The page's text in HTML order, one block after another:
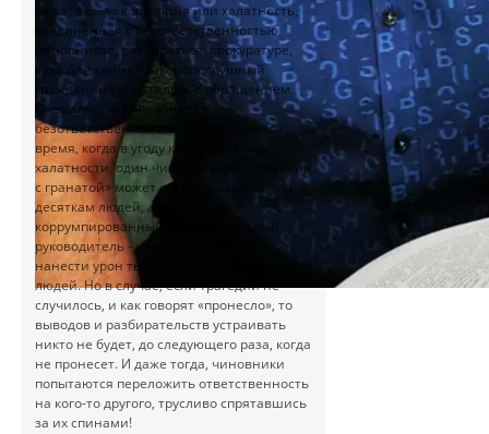
Что это было коррупция или халатность,
соединенная с безответственностью
чиновников, разбираться прокуратуре,
куда Движение «Законопослушный
гражданин» обратилось с обращением.
Очевидно, что мы живем в
безответственное и безнравственное
время, когда в угоду коррупции или
халатности, один чиновник как «обезьяна
с гранатой» может стать угрозой жизни
десяткам людей, а один
коррумпированный или бестолковый
руководитель - чиновник, способен
нанести урон тысячам или миллионам
людей. Но в случае, если трагедии не
случилось, и как говорят «пронесло», то
выводов и разбирательств устраивать
никто не будет, до следующего раза, когда
не пронесет. И даже тогда, чиновники
попытаются переложить ответственность
на кого-то другого, трусливо спрятавшись
за их спинами!